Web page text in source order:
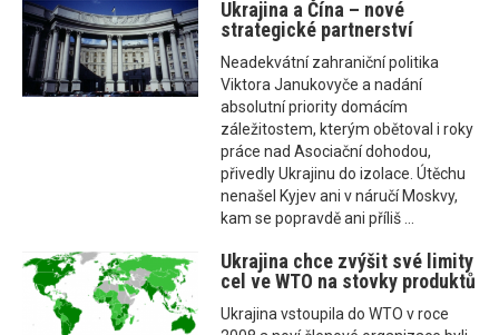
Ukrajina a Čína – nové
strategické partnerství
Neadekvátní zahraniční politika
Viktora Janukovyče a nadání
absolutní priority domácím
záležitostem, kterým obětoval i roky
práce nad Asociační dohodou,
přivedly Ukrajinu do izolace. Útěchu
nenašel Kyjev ani v náručí Moskvy,
kam se popravdě ani příliš ...
Ukrajina chce zvýšit své limity
cel ve WTO na stovky produktů
Ukrajina vstoupila do WTO v roce